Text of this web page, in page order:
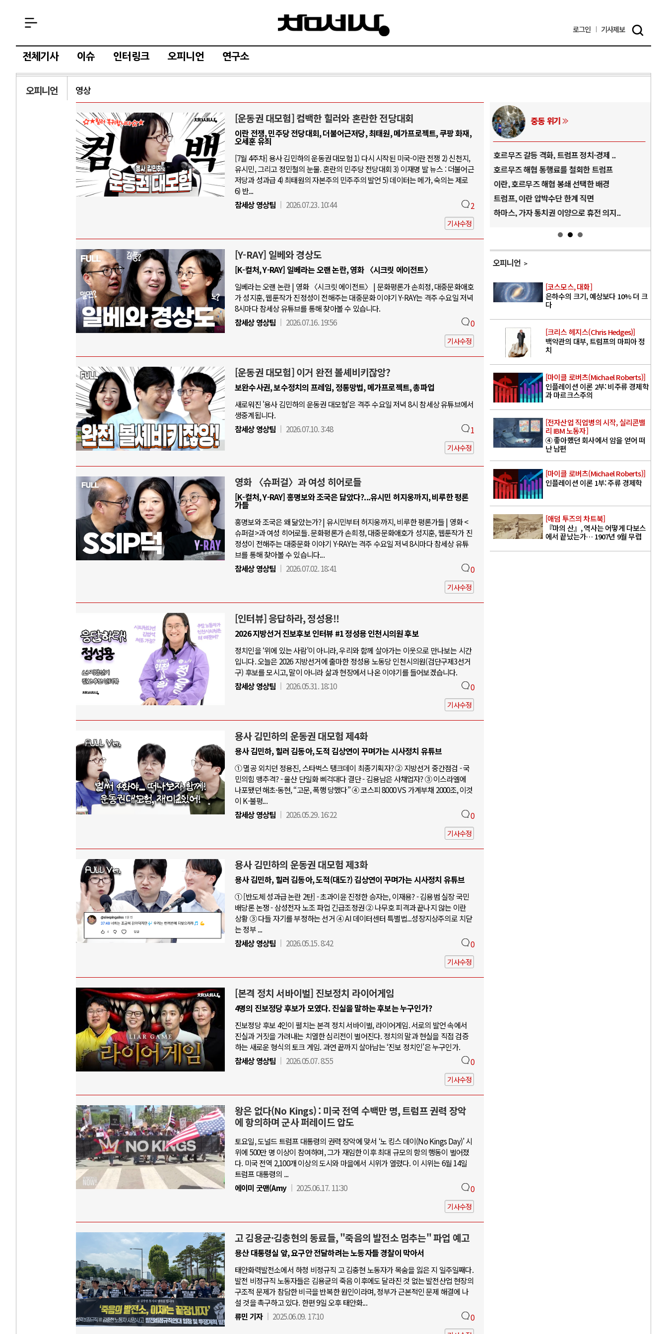
로그인 기사제보
전체기사 이슈 인터링크 오피니언 연구소
오피니언 영상
[운동권 대모험] 컴백한 힐러와 혼란한 전당대회
이란 전쟁, 민주당 전당대회, 더불어근저당, 최태원, 메가프로젝트, 쿠팡 화재,
오세훈 유죄
[7월 4주차] 용사 김민하의 운동권 대모험 1) 다시 시작된 미국-이란 전쟁 2) 신천지,
유시민, 그리고 정민철의 눈물. 혼란의 민주당 전당대회 3) 이재명 발 뉴스 : 더불어근
저당과 성과급 4) 최태원의 자본주의 민주주의 발언 5) 데이터는 메가, 숙의는 제로
6) 반...
참세상 영상팀
2026.07.23. 10:44 2
기사수정
[Y-RAY] 일베와 경상도
[K-컬처, Y-RAY] 일베라는 오랜 논란, 영화 〈시크릿 에이전트〉
일베라는 오랜 논란 | 영화 〈시크릿 에이전트〉 | 문화평론가 손희정, 대중문화애호
가 성지훈, 웹툰작가 진정성이 전해주는 대중문화 이야기 Y-RAY는 격주 수요일 저녁
8시마다 참세상 유튜브를 통해 찾아볼 수 있습니다.
참세상 영상팀
2026.07.16. 19:56 0
기사수정
[운동권 대모험] 이거 완전 볼셰비키잖앙?
보완수사권, 보수정치의 프레임, 정통망법, 메가프로젝트, 총파업
새로워진 '용사 김민하의 운동권 대모험'은 격주 수요일 저녁 8시 참세상 유튜브에서
생중계됩니다.
참세상 영상팀
2026.07.10. 3:48 1
기사수정
영화 〈슈퍼걸〉과 여성 히어로들
[K-컬처, Y-RAY] 홍명보와 조국은 닮았다?...유시민 허지웅까지, 비루한 평론
가들
홍명보와 조국은 왜 닮았는가? | 유시민부터 허지웅까지, 비루한 평론가들 | 영화 <
슈퍼걸>과 여성 히어로들. 문화평론가 손희정, 대중문화애호가 성지훈, 웹툰작가 진
정성이 전해주는 대중문화 이야기 Y-RAY는 격주 수요일 저녁 8시마다 참세상 유튜
브를 통해 찾아볼 수 있습니다...
참세상 영상팀
2026.07.02. 18:41 0
기사수정
[인터뷰] 응답하라, 정성용!!
2026 지방선거 진보후보 인터뷰 #1 정성용 인천시의원 후보
정치인을 ‘위에 있는 사람’이 아니라, 우리와 함께 살아가는 이웃으로 만나보는 시간
입니다. 오늘은 2026 지방선거에 출마한 정성용 노동당 인천시의원(검단구제3선거
구) 후보를 모시고, 말이 아니라 삶과 현장에서 나온 이야기를 들어보겠습니다.
참세상 영상팀
2026.05.31. 18:10 0
기사수정
용사 김민하의 운동권 대모험 제4화
용사 김민하, 힐러 김동아, 도적 김상연이 꾸며가는 시사정치 유튜브
① 멸공 외치던 정용진, 스타벅스 탱크데이 최종기획자? ② 지방선거 중간점검 - 국
민의힘 맹추격? - 울산 단일화 삐걱대다 결단 - 김용남은 사채업자? ③ 이스라엘에
나포됐던 해초·동현, “고문, 폭행 당했다” ④ 코스피 8000 VS 가계부채 2000조, 이것
이 K-불평...
참세상 영상팀
2026.05.29. 16:22 0
기사수정
용사 김민하의 운동권 대모험 제3화
용사 김민하, 힐러 김동아, 도적(대도?) 김상연이 꾸며가는 시사정치 유튜브
① [반도체 성과급 논란 2탄] - 초과이윤 진정한 승자는, 이재용? - 김용범 실장 국민
배당론 논쟁 - 삼성전자 노조 파업 긴급조정권 ② 나무호 피격과 끝나지 않는 이란
상황 ③ 다들 자기를 부정하는 선거 ④ AI 데이터센터 특별법...성장지상주의로 치닫
는 정부 ...
참세상 영상팀
2026.05.15. 8:42 0
기사수정
[본격 정치 서바이벌] 진보정치 라이어게임
4명의 진보정당 후보가 모였다. 진실을 말하는 후보는 누구인가?
진보정당 후보 4인이 펼치는 본격 정치 서바이벌, 라이어게임. 서로의 발언 속에서
진실과 거짓을 가려내는 치열한 심리전이 벌어진다. 정치의 말과 현실을 직접 검증
하는 새로운 형식의 토크 게임. 과연 끝까지 살아남는 ‘진보 정치인’은 누구인가.
참세상 영상팀
2026.05.07. 8:55 0
기사수정
왕은 없다(No Kings) : 미국 전역 수백만 명, 트럼프 권력 장악
에 항의하며 군사 퍼레이드 압도
토요일, 도널드 트럼프 대통령의 권력 장악에 맞서 ‘노 킹스 데이(No Kings Day)’ 시
위에 500만 명 이상이 참여하며, 그가 재임한 이후 최대 규모의 항의 행동이 벌어졌
다. 미국 전역 2,100개 이상의 도시와 마을에서 시위가 열렸다. 이 시위는 6월 14일
트럼프 대통령의 ...
에이미 굿맨(Amy
2025.06.17. 11:30 0
기사수정
고 김용균·김충현의 동료들, "죽음의 발전소 멈추는" 파업 예고
용산 대통령실 앞, 요구안 전달하려는 노동자들 경찰이 막아서
태안화력발전소에서 하청 비정규직 고 김충현 노동자가 목숨을 잃은 지 일주일째다.
발전 비정규직 노동자들은 김용균의 죽음 이후에도 달라진 것 없는 발전산업 현장의
구조적 문제가 참담한 비극을 반복한 원인이라며, 정부가 근본적인 문제 해결에 나
설 것을 촉구하고 있다. 한편 9일 오후 태안화...
류민 기자
2025.06.09. 17:10 0
AI와 인간
중국 AI, 저가 공세로 글로벌 토큰 시..
AI 국부펀드 구상 놓고 미국 진보진영 ..
AI 데이터센터 반대 투쟁은 새로운 글로..
AI의 숨은 환경 비용: 데이터센터 확산..
러시아-우크라이나 전쟁
전쟁의 추상화: 우크라이나, 대리전의 역..
EU·우크라이나 드론 협력 직후, 러시아..
나토, 우크라 군사지원 2027년까지 공..
우크라이나, 덴마크, 에스토니아, 네덜란..
러·우크라, 대규모 공습 주고받아…민간 ..
중동 위기
호르무즈 갈등 격화, 트럼프 정치·경제 ..
호르무즈 해협 통행료를 철회한 트럼프
이란, 호르무즈 해협 봉쇄 선택한 배경
AI와 인간
중국 AI, 저가 공세로 글로벌 토큰 시..
AI 국부펀드 구상 놓고 미국 진보진영 ..
AI 데이터센터 반대 투쟁은 새로운 글로..
AI의 숨은 환경 비용: 데이터센터 확산..
AI는 어떻게 미국 민주주의를 잠식하고 ..
오피니언
[코스모스, 대화]
은하수의 크기, 예상보다 10% 더 크
다
[크리스 헤지스(Chris Hedges)]
백악관의 대부, 트럼프의 마피아 정
치
[마이클 로버츠(Michael Roberts)]
인플레이션 이론 2부: 비주류 경제학
과 마르크스주의
[전자산업 직업병의 시작, 실리콘밸
리 IBM 노동자]
④ 좋아했던 회사에서 암을 얻어 떠
난 남편
[마이클 로버츠(Michael Roberts)]
인플레이션 이론 1부: 주류 경제학
[애덤 투즈의 차트북]
『마의 산』, 역사는 어떻게 다보스
에서 끝났는가… 1907년 9월 무렵